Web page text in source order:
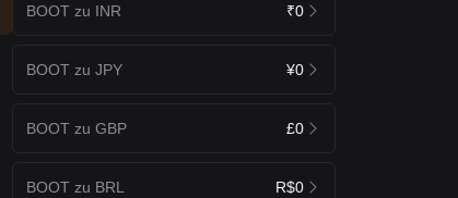
BOOT zu INR ₹0
BOOT zu JPY ¥0
BOOT zu GBP £0
BOOT zu BRL R$0